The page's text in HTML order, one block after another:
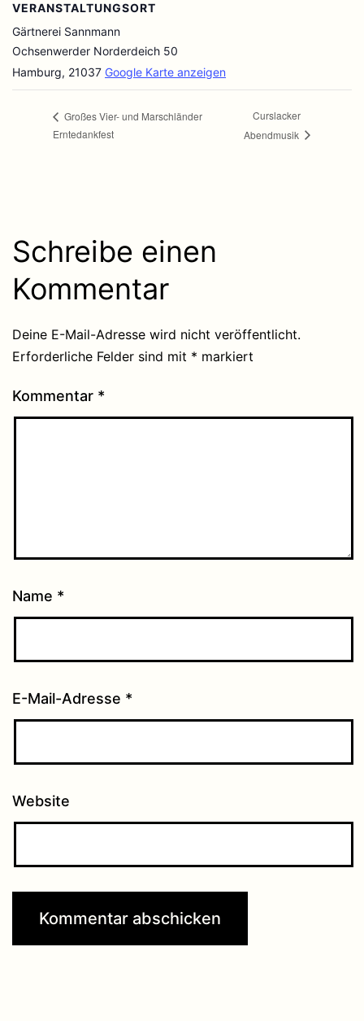
VERANSTALTUNGSORT
Gärtnerei Sannmann
Ochsenwerder Norderdeich 50
Hamburg, 21037 Google Karte anzeigen
Großes Vier- und Marschländer
Erntedankfest
Curslacker
Abendmusik
Schreibe einen
Kommentar
Deine E-Mail-Adresse wird nicht veröffentlicht.
Erforderliche Felder sind mit * markiert
Kommentar *
Name *
E-Mail-Adresse *
Website